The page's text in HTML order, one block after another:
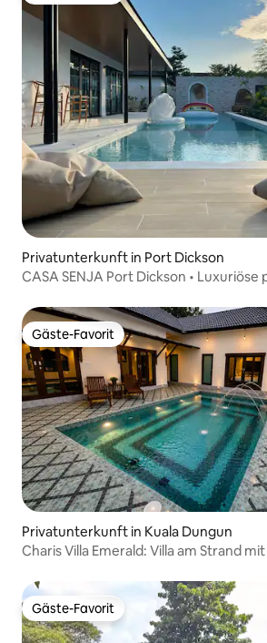
Privatunterkunft in Port Dickson
CASA SENJA Port Dickson • Luxuriöse
Gäste-Favorit
Gäste-Favorit
Privatunterkunft in Kuala Dungun
Charis Villa Emerald: Villa am Strand
Gäste-Favorit
Gäste-Favorit